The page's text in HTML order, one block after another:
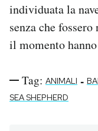
individuata la
senza che
il momento
Tag: ANIMALI -
SEA SHEPHERD